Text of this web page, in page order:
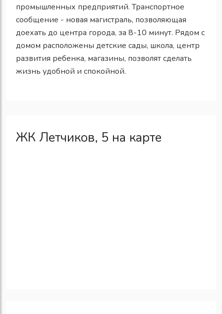
промышленных предприятий. Транспортное
сообщение - новая магистраль, позволяющая
доехать до центра города, за 8-10 минут. Рядом с
домом расположены детские сады, школа, центр
развития ребенка, магазины, позволят сделать
жизнь удобной и спокойной.
ЖК Летчиков, 5 на карте